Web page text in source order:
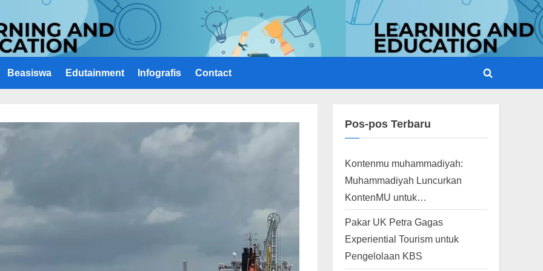
Beasiswa Edutainment Infografis Contact
Toggle
Pos-pos Terbaru
Kontenmu muhammadiyah:
Muhammadiyah Luncurkan
KontenMU untuk…
Pakar UK Petra Gagas
Experiential Tourism untuk
Pengelolaan KBS